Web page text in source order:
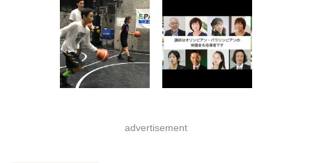
advertisement